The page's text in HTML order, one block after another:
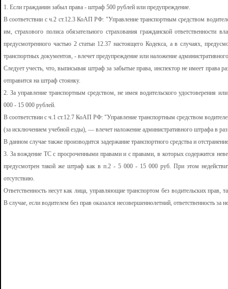
1. Если гражданин забыл права - штраф 500 рублей или предупреждение.
В соответствии с ч.2 ст.12.3 КоАП РФ: "Управление транспортным средством
им, страхового полиса обязательного страхования гражданской ответственности
предусмотренного частью 2 статьи 12.37 настоящего Кодекса, а в случаях,
транспортных документов, - влечет предупреждение или наложение
Следует учесть, что, выписывая штраф за забытые права, инспектор не имеет права
отправится на штраф стоянку.
2. За управление транспортным средством, не имея водительского удостоверения
000 - 15 000 рублей.
В соответствии с ч.1 ст.12.7 КоАП РФ: "Управление транспортным средством
(за исключением учебной езды), — влечет наложение административного штрафа в
В данном случае также производится задержание транспортного средства и
3. За вождение ТС с просроченными правами и с правами, в которых содержится
предусмотрен такой же штраф как в п.2 - 5 000 - 15 000 руб. При этом
отсутствию.
Ответственность несут как лица, управляющие транспортом без водительских прав,
В случае, если водителем без прав оказался несовершеннолетний, ответственность за